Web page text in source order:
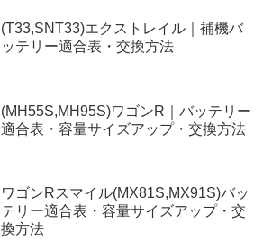
(T33,SNT33)エクストレイル｜補機バ
ッテリー適合表・交換方法
(MH55S,MH95S)ワゴンR｜バッテリー
適合表・容量サイズアップ・交換方法
ワゴンRスマイル(MX81S,MX91S)バッ
テリー適合表・容量サイズアップ・交
換方法